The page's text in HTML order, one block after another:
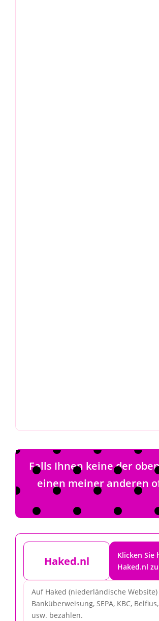
Falls Ihnen keine der
einen meiner anderen
Haked.nl
Klicken Sie
Haked.nl
Auf Haked (niederländische
Banküberweisung, SEPA, KBC,
usw. bezahlen.